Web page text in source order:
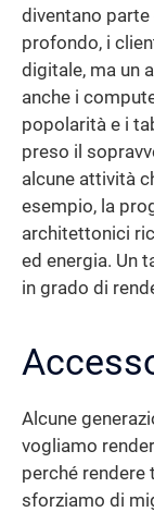
diventano
profondo, i
digitale, ma un
anche i
popolarità e i
preso il
alcune attività
esempio, la
architettonici
ed energia. Un
in grado di
Alcune
vogliamo
perché rendere
sforziamo di